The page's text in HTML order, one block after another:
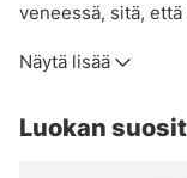
veneessä, sitä,
kotona. Meillä on
haluamasi. Isoja
Näytä lisää
Luokan